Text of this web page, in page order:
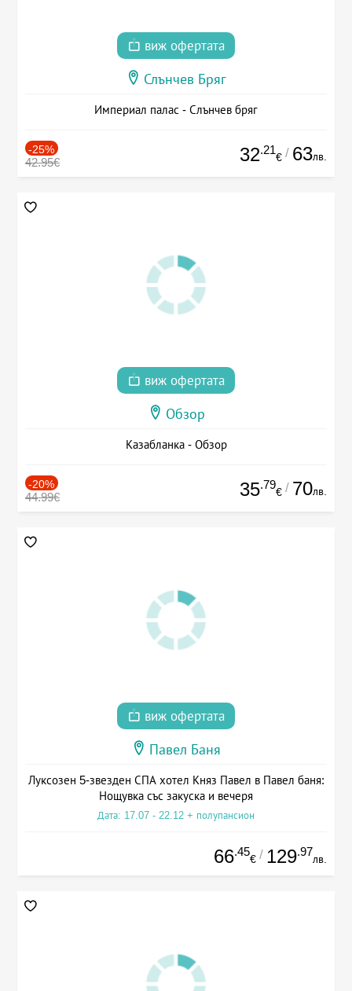
виж офертата
Слънчев Бряг
Империал палас - Слънчев бряг
-25%
42.95€ 32.21
€ / 63лв.
виж офертата
Обзор
Казабланка - Обзор
-20%
44.99€ 35.79
€ / 70лв.
виж офертата
Павел Баня
Луксозен 5-звезден СПА хотел Княз Павел в Павел баня:
Нощувка със закуска и вечеря
Дата: 17.07 - 22.12 + полупансион
66.45
€ / 129.97
лв.